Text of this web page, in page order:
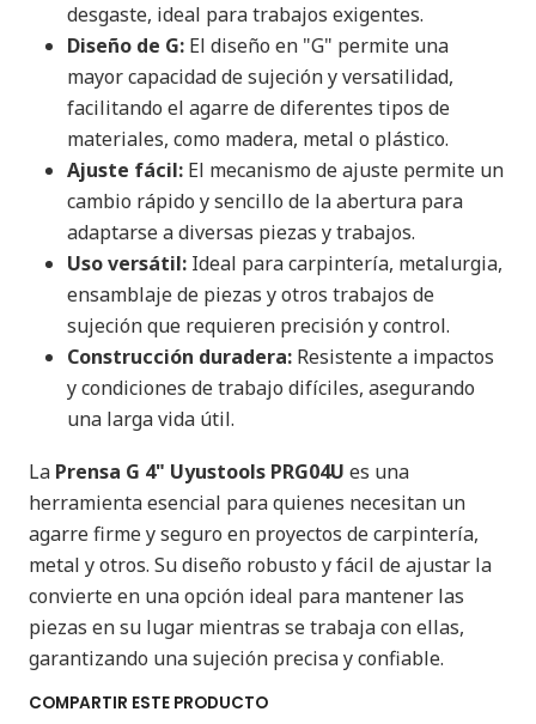
desgaste, ideal para trabajos exigentes.
Diseño de G: El diseño en "G" permite una
mayor capacidad de sujeción y versatilidad,
facilitando el agarre de diferentes tipos de
materiales, como madera, metal o plástico.
Ajuste fácil: El mecanismo de ajuste permite un
cambio rápido y sencillo de la abertura para
adaptarse a diversas piezas y trabajos.
Uso versátil: Ideal para carpintería, metalurgia,
ensamblaje de piezas y otros trabajos de
sujeción que requieren precisión y control.
Construcción duradera: Resistente a impactos
y condiciones de trabajo difíciles, asegurando
una larga vida útil.
La Prensa G 4" Uyustools PRG04U es una
herramienta esencial para quienes necesitan un
agarre firme y seguro en proyectos de carpintería,
metal y otros. Su diseño robusto y fácil de ajustar la
convierte en una opción ideal para mantener las
piezas en su lugar mientras se trabaja con ellas,
garantizando una sujeción precisa y confiable.
COMPARTIR ESTE PRODUCTO